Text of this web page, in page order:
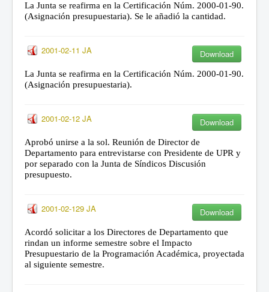
La Junta se reafirma en la Certificación Núm. 2000-01-90.
(Asignación presupuestaria). Se le añadió la cantidad.
2001-02-11 JA Download
La Junta se reafirma en la Certificación Núm. 2000-01-90.
(Asignación presupuestaria).
2001-02-12 JA Download
Aprobó unirse a la sol. Reunión de Director de
Departamento para entrevistarse con Presidente de UPR y
por separado con la Junta de Síndicos Discusión
presupuesto.
2001-02-129 JA Download
Acordó solicitar a los Directores de Departamento que
rindan un informe semestre sobre el Impacto
Presupuestario de la Programación Académica, proyectada
al siguiente semestre.